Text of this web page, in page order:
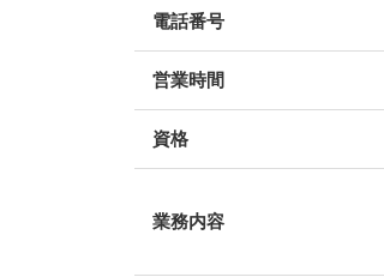
電話番号
営業時間
資格
業務内容